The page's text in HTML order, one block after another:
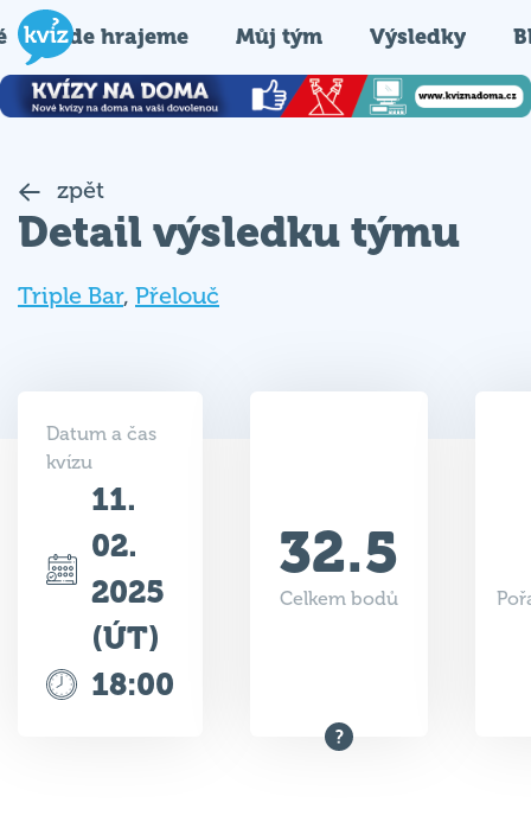
Kde hrajeme Můj tým Výsledky
zpět
Detail výsledku týmu
Triple Bar, Přelouč
Datum a čas
kvízu
11.
02.
2025
(ÚT)
18:00
32.5
Celkem bodů